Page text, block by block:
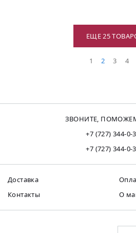
ЕЩЕ 25
1 2 3 4
ЗВОНИТЕ,
+7 (727) 344-0-
+7 (727) 344-0-
Доставка
Контакты
О